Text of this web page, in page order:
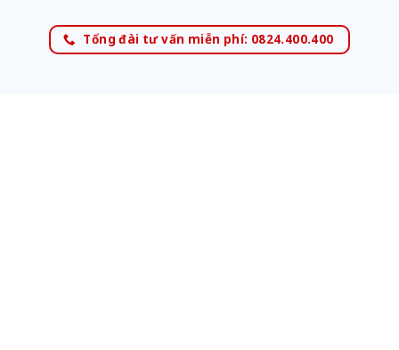
Tổng đài tư vấn miễn phí: 0824.400.400